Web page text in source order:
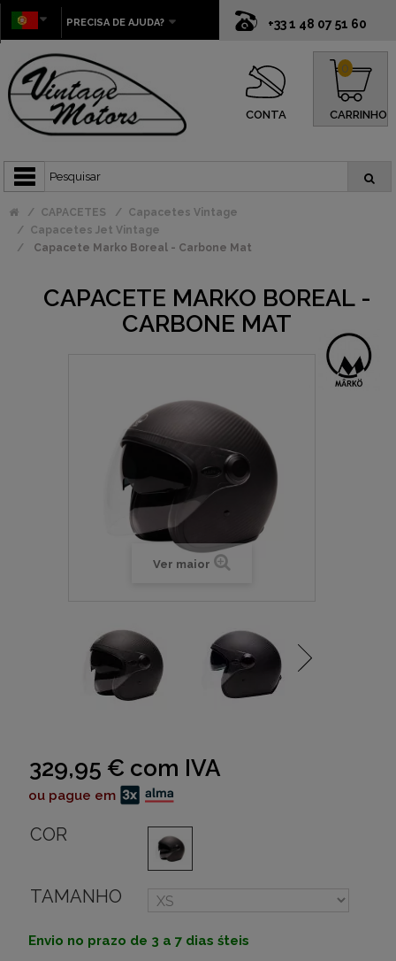
+33 1 48 07 51 60
PRECISA DE AJUDA?
CONTA CARRINHO
0
CAPACETES
Capacetes Vintage
Capacetes Jet Vintage
Capacete Marko Boreal - Carbone Mat
CAPACETE MARKO BOREAL -
CARBONE MAT
Ver maior
329,95 € com IVA
ou pague em
COR
TAMANHO
Envio no prazo de 3 a 7 dias śteis